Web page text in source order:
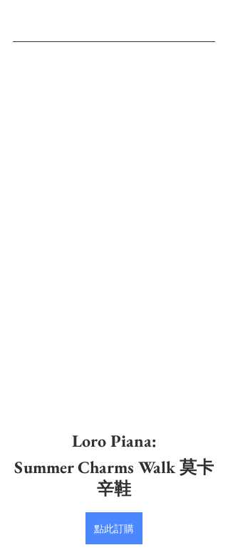
Loro Piana:
Summer Charms Walk 莫卡
辛鞋
點此訂購